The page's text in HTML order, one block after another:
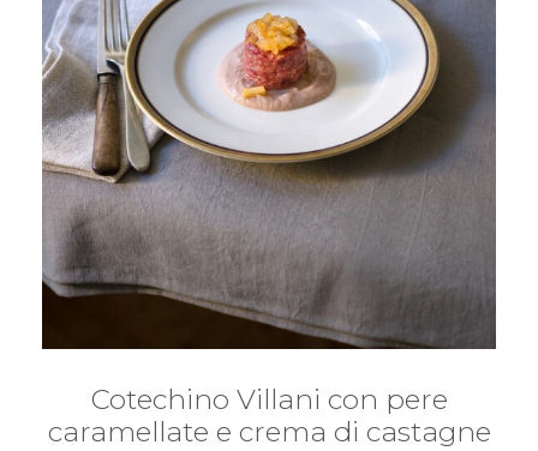
Cotechino Villani con pere
caramellate e crema di castagne